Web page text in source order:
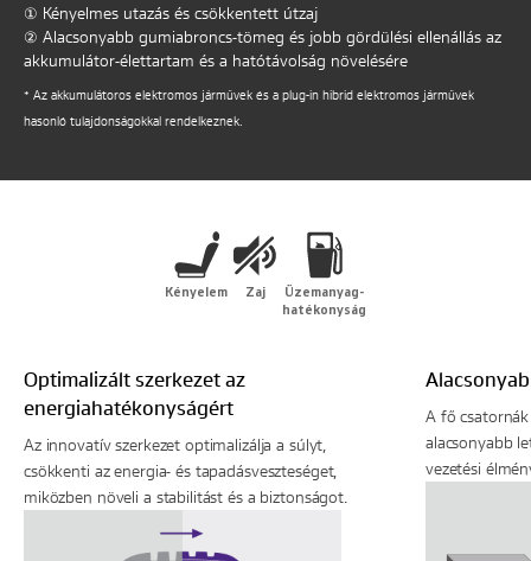
① Kényelmes utazás és csökkentett útzaj
② Alacsonyabb gumiabroncs-tömeg és jobb gördülési ellenállás az
akkumulátor-élettartam és a hatótávolság növelésére
* Az akkumulátoros elektromos járművek és a plug-in hibrid elektromos járművek
hasonló tulajdonságokkal rendelkeznek.
Kényelem Zaj
Üzemanyag-
hatékonyság
Optimalizált szerkezet az
energiahatékonyságért
Az innovatív szerkezet optimalizálja a súlyt,
csökkenti az energia- és tapadásveszteséget,
miközben növeli a stabilitást és a biztonságot.
A fő
alacsonyabb
vezetési